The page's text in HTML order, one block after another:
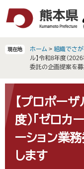
へ
現在地 ホーム > 組織でさ
ル】令和8年度（2026
委託の企画提案を募
文
【プロポー
度）「ゼロカ
ーション業
します